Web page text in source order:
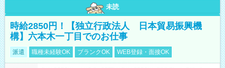
未読
時給2850円！【独立行政法人 日本貿易振興機
構】六本木一丁目でのお仕事
派遣 職種未経験OK ブランクOK WEB登録・面接OK